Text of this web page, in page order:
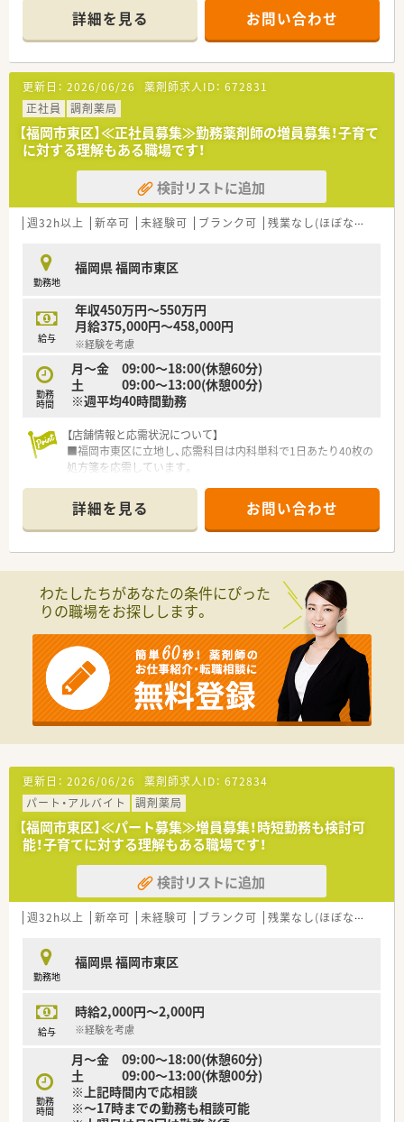
■社員全員が意見を出せる「風通しのいい会社」を目指し、新し
い環境を作り出しています。
■社員、患者さん全員が笑顔になれる薬局です。
詳細を見る お問い合わせ
更新日： 2026/06/26 薬剤師求人ID： 672831
正社員
調剤薬局
【福岡市東区】≪正社員募集≫勤務薬剤師の増員募集！子育て
に対する理解もある職場です！
検討リストに追加
週32h以上 新卒可 未経験可 ブランク可 残業なし(ほぼなし含む)
勤務地
福岡県 福岡市東区
給与
年収450万円～550万円
月給375,000円～458,000円
※経験を考慮
勤務
時間
月～金 09:00～18:00(休憩60分)
土 09:00～13:00(休憩00分)
※週平均40時間勤務
【店舗情報と応需状況について】
■福岡市東区に立地し、応需科目は内科単科で1日あたり40枚の
処方箋を応需しています。
は難しく車通勤が可能です。
■勤務体制は正社員薬剤師1名、パート薬剤師1名、事務員2名の
計4名体制で運営しています。
■今回は今後の業務拡大を見据えた増員募集であり、地域に貢献
したいという熱意のある方を求めています。
■薬剤師の職能を高める努力を惜しまず、積極的に業務に取り組
■できれば女性で50代前半くらいまでの方が理想とされてお
り、性別は男女比により検討されます。
【法人特徴について】
■2020年の開局より地域に根差したまちの薬局として、質の高
いサービス提供を目指しています。
■代表が現場で勤務されており、薬剤師会で監事を務めるなど地
■スタッフ同士が助け合いながら店舗運営をする風土があり、ア
ットホームな雰囲気で働くことができます。
【求人情報について】
■給与は年収450万円から550万円の提示が可能で、経験やスキ
ルに応じて柔軟に決定されます。
■昇給は業績と評価によって年1回実施されており、モチベーシ
ョンを維持しながら働くことが可能です。
■手当は時間外手当と通勤手当が支給され、車通勤が可能である
ため通勤費用を気にせず働けます。
詳細を見る お問い合わせ
わたしたちがあなたの条件にぴった
りの職場をお探しします。
更新日： 2026/06/26 薬剤師求人ID： 672834
パート・アルバイト
調剤薬局
【福岡市東区】≪パート募集≫増員募集！時短勤務も検討可
能！子育てに対する理解もある職場です！
検討リストに追加
週32h以上 新卒可 未経験可 ブランク可 残業なし(ほぼなし含む)
勤務地
福岡県 福岡市東区
給与
時給2,000円～2,000円
※経験を考慮
勤務
時間
月～金 09:00～18:00(休憩60分)
土 09:00～13:00(休憩00分)
※上記時間内で応相談
※～17時までの勤務も相談可能